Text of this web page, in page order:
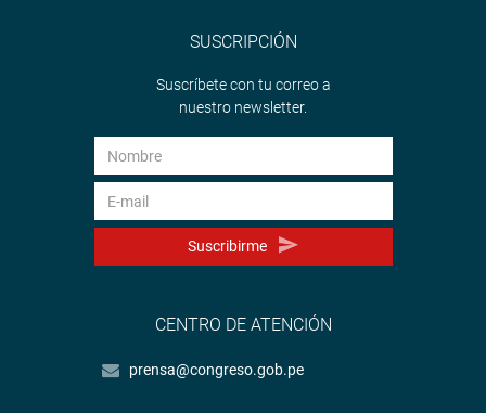
SUSCRIPCIÓN
Suscríbete con tu correo a
nuestro newsletter.
Suscribirme
CENTRO DE ATENCIÓN
prensa@congreso.gob.pe